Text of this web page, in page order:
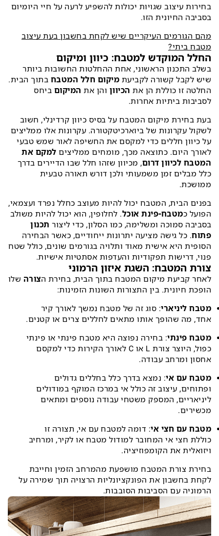
בחירות עיצוב שגויות יכולות להשפיע לרעה על חיי היומיום
בסביבה החיונית הזו.
מהם הגורמים העיקריים שיש לקחת בחשבון בעת עיצוב
מטבח ביתי?
החלל המוקדש למטבח: כיוון ומיקום
בשלב התכנון הראשוני, אחת ההחלטות החשובות ביותר
שיש לקבל קשורה לקביעת מיקום חלל המטבח בתוך הבית.
החלטה זו כוללת הן את הכיוון והן את המיקום ביחס
לסביבות ביתיות אחרות.
בעת בחירת מיקום המטבח על בסיס כיוון קרדינלי, חשוב
לשקול עקרונות של ביוארכיטקטורה. עקרונות אלו ממליצים
על כיוון חללים כדי למקסם את החשיפה לאור שמש טבעי
לאורך היום. כתוצאה מכך, מומחים ממליצים למקם את
המטבח לכיוון דרום, מכיוון שזהו חלל שבו הדיירים בדרך
כלל מבלים זמן משמעותי ולכן דורש תאורה טבעית
ממושכת.
בפנים הבית, המטבח יכול להיות מעוצב כחלל נפרד ועצמאי,
הפועל כמטבח-פינת אוכל. לחלופין, הוא יכול להיות משולב
בסביבה סמוכה ומשלימה, כמו הסלון, כדי ליצור תכנון
פתוח. כל גישה מציעה יתרונות ייחודיים, כאשר הבחירה
הסופית היא אישית מאוד ותלויה בגורמים שונים, כולל שטח
פנוי, דרישות תפקודיות והעדפות אסתטיות אישיות.
צורת המטבח: השגת איזון הרמוני
לאחר קביעת מיקום המטבח בתוך הבית, בחירת הצורה שלו
הופכת חיונית. בין התצורות השונות הזמינות:
מטבח ליניארי: סוג זה של מטבח נמשך לאורך קיר
אחד, מה שהופך אותו מתאים לחללים צרים או קטנים.
מטבח פינתי: בחירה נפוצה היא מטבח פינתי או פינתי
כפול, היוצר צורת L או C לאורך הקירות כדי למקסם
אחסון ומרחב עבודה.
מטבח עם אי: נמצא בדרך כלל בחללים גדולים
ופתוחים, עיצוב זה כולל אי במרכז המוקף במודולים
ליניאריים, המספק משטחי עבודה נוספים ומתאים
מכשירים.
מטבח עם חצי אי: דומה למטבח עם אי, תצורה זו
כוללת חצי אי המחובר למודול מטבח או לקיר, ומרחיב
ויזואלית את הקומפוזיציה.
בחירת צורת המטבח מושפעת מהמרחב הזמין וחייבת
לקחת בחשבון את הפונקציונליות הרצויה תוך שמירה על
הרמוניה עם הסביבות הסובבות.